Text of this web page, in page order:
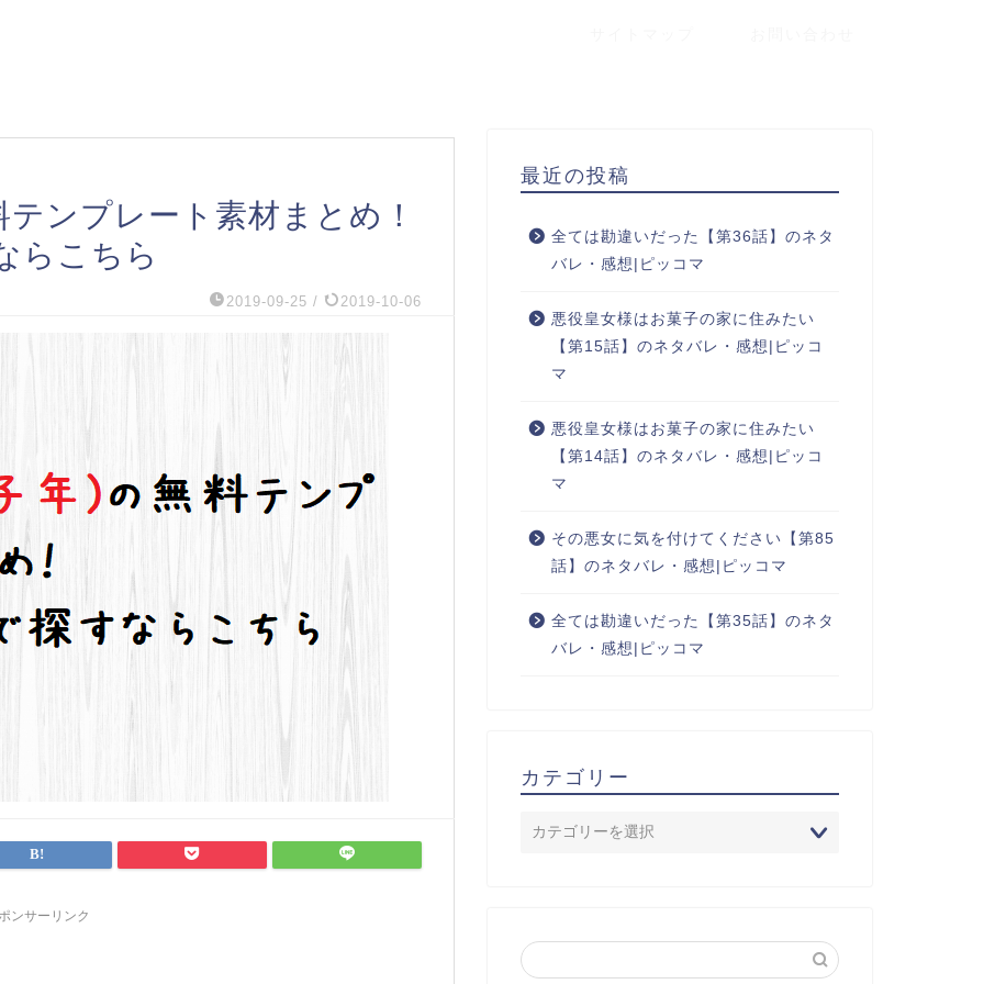
ンプレート素材まとめ！
らこちら
2019-09-25 / 2019-10-06
ンサーリンク
最近の投稿
全ては勘違いだった【第36話】のネタ
バレ・感想|ピッコマ
悪役皇女様はお菓子の家に住みたい
【第15話】のネタバレ・感想|ピッコ
マ
悪役皇女様はお菓子の家に住みたい
【第14話】のネタバレ・感想|ピッコ
マ
その悪女に気を付けてください【第85
話】のネタバレ・感想|ピッコマ
全ては勘違いだった【第35話】のネタ
バレ・感想|ピッコマ
カテゴリー